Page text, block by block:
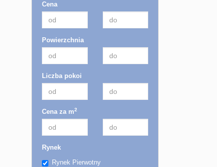
Cena
Powierzchnia
Liczba pokoi
Cena za m2
Rynek
Rynek Pierwotny